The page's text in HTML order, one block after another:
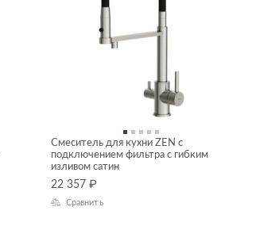
Смеситель для кухни ZEN с
подключением фильтра с гибким
изливом сатин
22 357 ₽
Сравнить